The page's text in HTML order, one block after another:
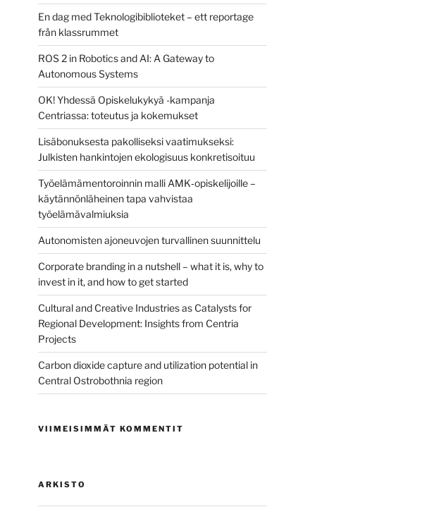
En dag med Teknologibiblioteket – ett reportage
från klassrummet
ROS 2 in Robotics and AI: A Gateway to
Autonomous Systems
OK! Yhdessä Opiskelukykyä -kampanja
Centriassa: toteutus ja kokemukset
Lisäbonuksesta pakolliseksi vaatimukseksi:
Julkisten hankintojen ekologisuus konkretisoituu
Työelämämentoroinnin malli AMK‑opiskelijoille –
käytännönläheinen tapa vahvistaa
työelämävalmiuksia
Autonomisten ajoneuvojen turvallinen suunnittelu
Corporate branding in a nutshell – what it is, why to
invest in it, and how to get started
Cultural and Creative Industries as Catalysts for
Regional Development: Insights from Centria
Projects
Carbon dioxide capture and utilization potential in
Central Ostrobothnia region
VIIMEISIMMÄT KOMMENTIT
ARKISTO